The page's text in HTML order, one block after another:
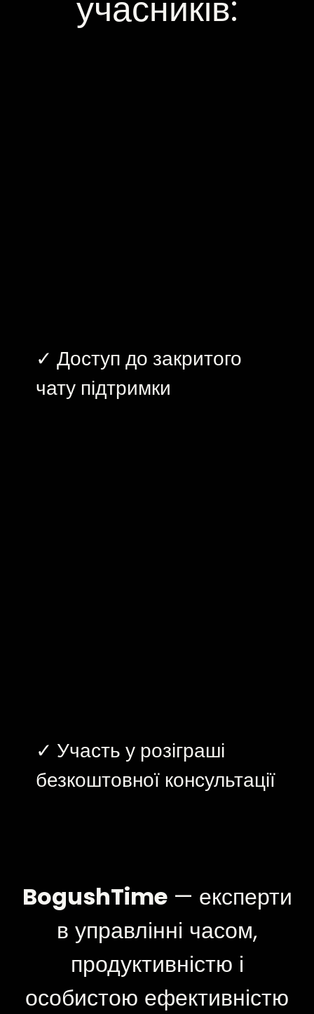
✓ Доступ до закритого
чату підтримки
✓ Участь у розіграші
безкоштовної консультації
BogushTime— експерти
в управлінні часом,
продуктивністю і
особистою ефективністю